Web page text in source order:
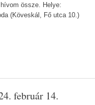
össze. Helye:
(Köveskál, Fő utca 10.)
február 14.